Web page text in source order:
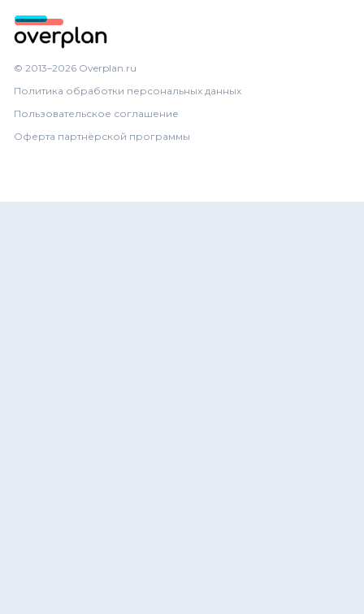
© 2013–2026 Overplan.ru
Политика обработки персональных данных
Пользовательское соглашение
Оферта партнёрской программы